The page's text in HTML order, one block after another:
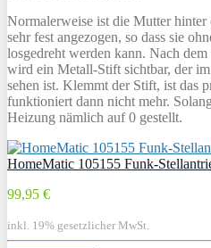
Normalerweise ist die Mutter
sehr fest angezogen, so dass sie
losgedreht werden kann. Nach dem
wird ein Metall-Stift sichtbar, der
sehen ist. Klemmt der Stift, ist das
funktioniert dann nicht mehr.
Heizung nämlich auf 0 gestellt.
HomeMatic 105155 Funk-
99,95 €
inkl. 19% gesetzlicher MwSt.